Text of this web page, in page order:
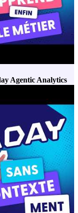
Agentic Analytics